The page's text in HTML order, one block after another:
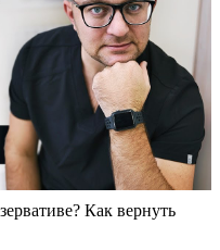
Как вернуть